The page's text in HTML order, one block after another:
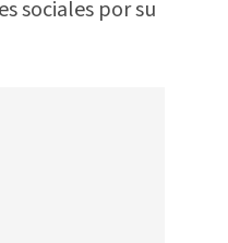
sociales por su